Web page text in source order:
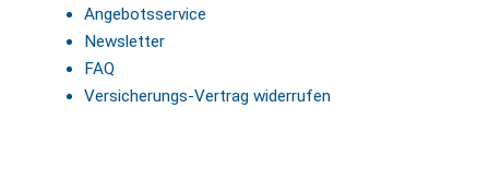
Angebotsservice
Newsletter
FAQ
Versicherungs-Vertrag widerrufen